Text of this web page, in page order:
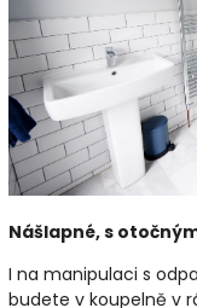
Nášlapné, s
I na manipulaci s
budete v koupelně v